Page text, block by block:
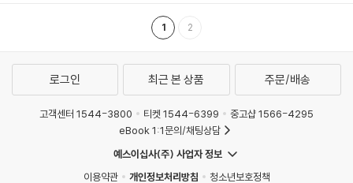
1 2
로그인 최근 본 상품 주문/배송
고객센터 1544-3800 티켓 1544-6399
중고샵 1566-4295
eBook 1:1문의/채팅상담
예스이십사(주) 사업자 정보
이용약관
개인정보처리방침 청소년보호정책